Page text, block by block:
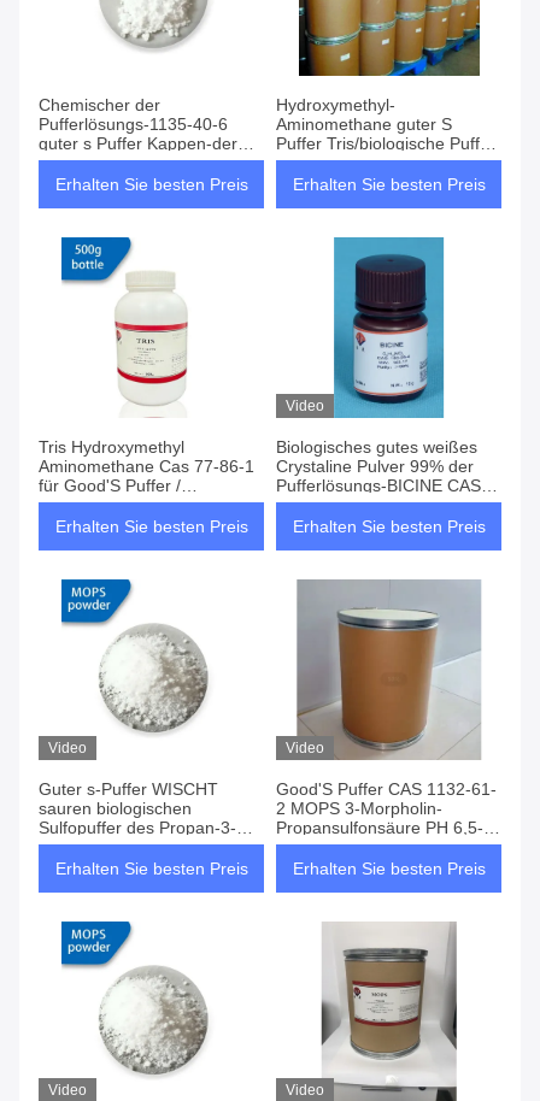
Chemischer der
Pufferlösungs-1135-40-6
guter s Puffer Kappen-der
Pufferlösung
Erhalten Sie besten Preis
Hydroxymethyl-
Aminomethane guter S
Puffer Tris/biologische Puffer
77-8-61
Erhalten Sie besten Preis
Tris Hydroxymethyl
Aminomethane Cas 77-86-1
für Good'S Puffer /
biologische Puffer
Erhalten Sie besten Preis
Video
Biologisches gutes weißes
Crystaline Pulver 99% der
Pufferlösungs-BICINE CAS
150-25-4
Erhalten Sie besten Preis
Video
Guter s-Puffer WISCHT
sauren biologischen
Sulfopuffer des Propan-3-
Morpholine
Erhalten Sie besten Preis
Video
Good'S Puffer CAS 1132-61-
2 MOPS 3-Morpholin-
Propansulfonsäure PH 6,5-
7.9
Erhalten Sie besten Preis
Video Video